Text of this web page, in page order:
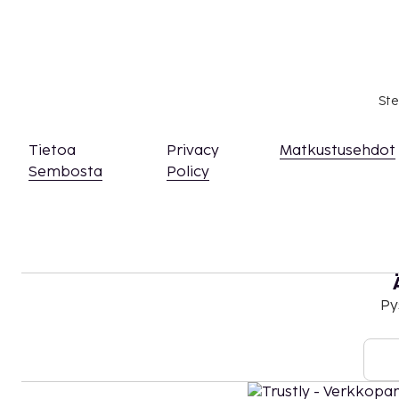
asiasta ottamalla yhteyttä majoituspaikkaan
käyttävät vanhemman tai huoltajan
saatavuus on rajoitettua. Niitä voi pyytää
majoituspaikkaan. Yhteystiedot löytyvät
Tietoa
Sembosta
Privacy
Policy
Matkustusehdot